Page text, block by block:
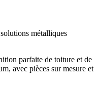
métalliques
parfaite de toiture et de
avec pièces sur mesure et